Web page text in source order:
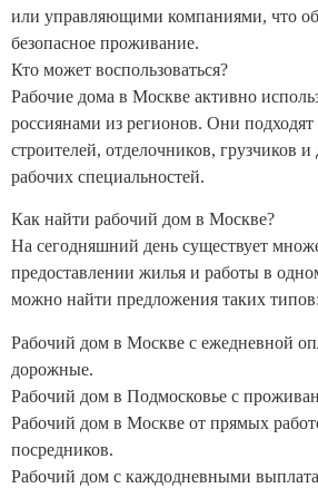
или управляющими компаниями, что
безопасное проживание.
Кто может воспользоваться?
Рабочие дома в Москве активно
россиянами из регионов. Они подходят
строителей, отделочников, грузчиков и
рабочих специальностей.
Как найти рабочий дом в Москве?
На сегодняшний день существует
предоставлении жилья и работы в
можно найти предложения таких типов:
Рабочий дом в Москве с ежедневной
дорожные.
Рабочий дом в Подмосковье с
Рабочий дом в Москве от прямых
посредников.
Рабочий дом с каждодневными